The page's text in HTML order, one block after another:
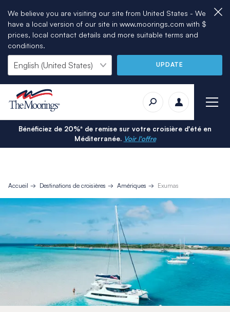
We believe you are visiting our site from United States - We
have a local version of our site in www.moorings.com with $
prices, local contact details and more suitable terms and
conditions.
UPDATE
Bénéficiez de 20%* de remise sur votre croisière d'été en
Méditerranée. Voir l'offre
Accueil Destinations de croisières Amériques Exumas